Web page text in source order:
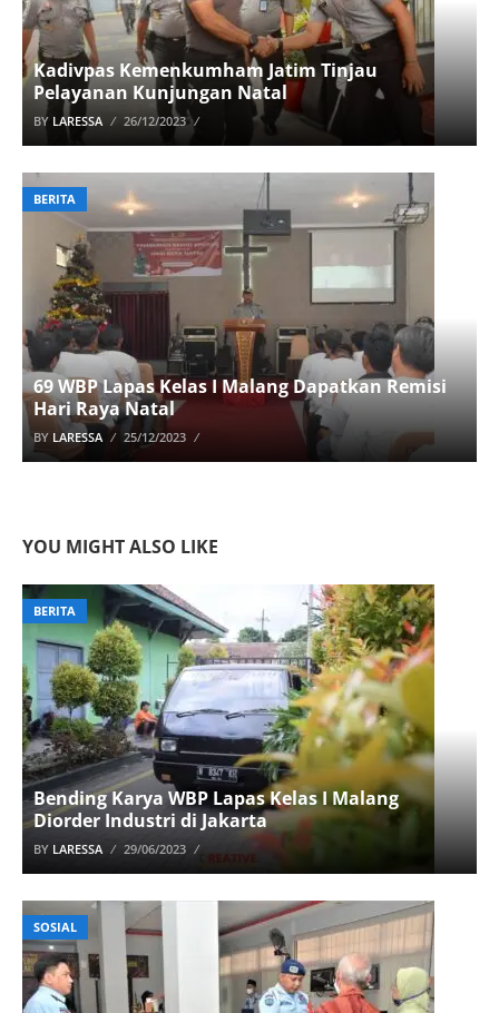
Kadivpas Kemenkumham Jatim Tinjau
Pelayanan Kunjungan Natal
BY LARESSA 26/12/2023
BERITA
69 WBP Lapas Kelas I Malang Dapatkan Remisi
Hari Raya Natal
BY LARESSA 25/12/2023
YOU MIGHT ALSO LIKE
BERITA
Bending Karya WBP Lapas Kelas I Malang
Diorder Industri di Jakarta
BY LARESSA 29/06/2023
SOSIAL